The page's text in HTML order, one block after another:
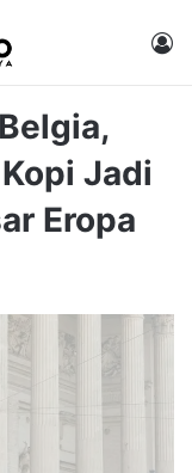
Jadi
Eropa